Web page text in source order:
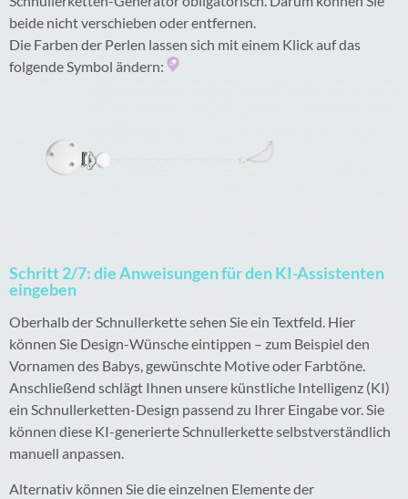
beide nicht verschieben oder entfernen.
Die Farben der Perlen lassen sich mit einem Klick auf das
folgende Symbol ändern:
Schritt 2/7: die Anweisungen für den KI-Assistenten
eingeben
Oberhalb der Schnullerkette sehen Sie ein Textfeld. Hier
können Sie Design-Wünsche eintippen – zum Beispiel den
Vornamen des Babys, gewünschte Motive oder Farbtöne.
Anschließend schlägt Ihnen unsere künstliche Intelligenz (KI)
ein Schnullerketten-Design passend zu Ihrer Eingabe vor. Sie
können diese KI-generierte Schnullerkette selbstverständlich
manuell anpassen.
Alternativ können Sie die einzelnen Elemente der